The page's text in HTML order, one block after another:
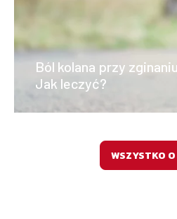
Ból kolana przy
Jak leczyć?
WSZYSTKO